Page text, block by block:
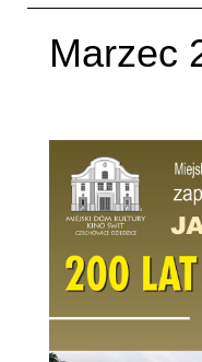
Marzec